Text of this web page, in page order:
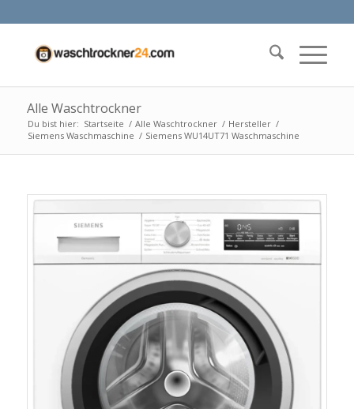
Alle Waschtrockner
Du bist hier: Startseite / Alle Waschtrockner / Hersteller /
Siemens Waschmaschine / Siemens WU14UT71 Waschmaschine